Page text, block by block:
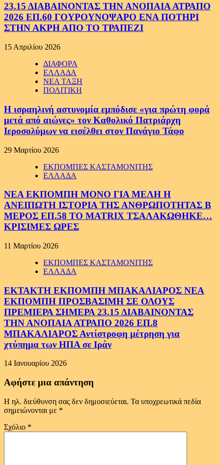
23.15 ΔΙΑΒΑΙΝΟΝΤΑΣ ΤΗΝ ΑΝΟΠΑΙΑ ΑΤΡΑΠΟ
2026 ΕΠ.60 ΓΟΥΡΟΥΝΟΨΑΡΟ ΕΝΑ ΠΟΤΗΡΙ
ΣΤΗΝ ΑΚΡΗ ΑΠΟ ΤΟ ΤΡΑΠΕΖΙ
15 Απριλίου 2026
ΔΙΑΦΟΡΑ
ΕΛΛΑΔΑ
ΝΕΑ ΤΑΞΗ
ΠΟΛΙΤΙΚΗ
Η ισραηλινή αστυνομία εμπόδισε «για πρώτη φορά
μετά από αιώνες» τον Καθολικό Πατριάρχη
Ιεροσολύμων να εισέλθει στον Πανάγιο Τάφο
29 Μαρτίου 2026
ΕΚΠΟΜΠΕΣ ΚΑΣΤΑΜΟΝΙΤΗΣ
ΕΛΛΑΔΑ
ΝΕΑ ΕΚΠΟΜΠΗ ΜΟΝΟ ΓΙΑ ΜΕΛΗ Η
ΑΝΕΙΠΩΤΗ ΙΣΤΟΡΙΑ ΤΗΣ ΑΝΘΡΩΠΟΤΗΤΑΣ Β
ΜΕΡΟΣ ΕΠ.58 ΤΟ MATRIX ΤΣΑΛΑΚΩΘΗΚΕ…
ΚΡΙΣΙΜΕΣ ΩΡΕΣ
11 Μαρτίου 2026
ΕΚΠΟΜΠΕΣ ΚΑΣΤΑΜΟΝΙΤΗΣ
ΕΛΛΑΔΑ
ΕΚΤΑΚΤΗ ΕΚΠΟΜΠΗ ΜΠΑΚΑΛΙΑΡΟΣ ΝΕΑ
ΕΚΠΟΜΠΗ ΠΡΟΣΒΑΣΙΜΗ ΣΕ ΟΛΟΥΣ
ΠΡΕΜΙΕΡΑ ΣΗΜΕΡΑ 23.15 ΔΙΑΒΑΙΝΟΝΤΑΣ
ΤΗΝ ΑΝΟΠΑΙΑ ΑΤΡΑΠΟ 2026 ΕΠ.8
ΜΠΑΚΑΛΙΑΡΟΣ Αντίστροφη μέτρηση για
χτύπημα των ΗΠΑ σε Ιράν
14 Ιανουαρίου 2026
Αφήστε μια απάντηση
Η ηλ. διεύθυνση σας δεν δημοσιεύεται. Τα υποχρεωτικά πεδία
σημειώνονται με *
Σχόλιο *